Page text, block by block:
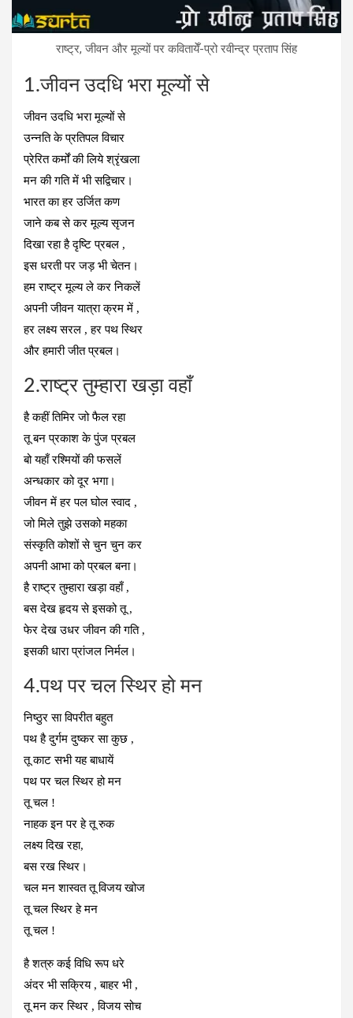
राष्ट्र, जीवन और मूल्यों पर कवितायेँ-प्रो रवीन्द्र प्रताप सिंह
1.जीवन उदधि भरा मूल्यों से
जीवन उदधि भरा मूल्यों से
उन्नति के प्रतिपल विचार
प्रेरित कर्मों की लिये श्रृंखला
मन की गति में भी सद्विचार।
भारत का हर उर्जित कण
जाने कब से कर मूल्य सृजन
दिखा रहा है दृष्टि प्रबल ,
इस धरती पर जड़ भी चेतन।
हम राष्ट्र मूल्य ले कर निकलें
अपनी जीवन यात्रा क्रम में ,
हर लक्ष्य सरल , हर पथ स्थिर
और हमारी जीत प्रबल।
2.राष्ट्र तुम्हारा खड़ा वहाँ
है कहीं तिमिर जो फैल रहा
तू बन प्रकाश के पुंज प्रबल
बो यहाँ रश्मियों की फसलें
अन्धकार को दूर भगा।
जीवन में हर पल घोल स्वाद ,
जो मिले तुझे उसको महका
संस्कृति कोशों से चुन चुन कर
अपनी आभा को प्रबल बना।
है राष्ट्र तुम्हारा खड़ा वहाँ ,
बस देख हृदय से इसको तू ,
फेर देख उधर जीवन की गति ,
इसकी धारा प्रांजल निर्मल।
4.पथ पर चल स्थिर हो मन
निष्ठुर सा विपरीत बहुत
पथ है दुर्गम दुष्कर सा कुछ ,
तू काट सभी यह बाधायें
पथ पर चल स्थिर हो मन
तू चल !
नाहक इन पर हे तू रुक
लक्ष्य दिख रहा,
बस रख स्थिर।
चल मन शास्वत तू विजय खोज
तू चल स्थिर हे मन
तू चल !
है शत्रु कई विधि रूप धरे
अंदर भी सक्रिय , बाहर भी ,
तू मन कर स्थिर , विजय सोच